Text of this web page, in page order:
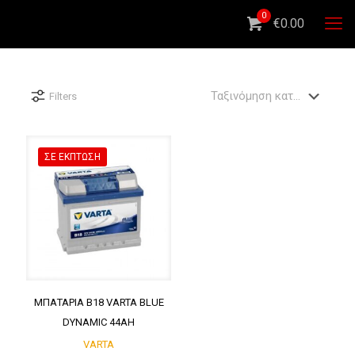
0
€0.00
Filters
ΣΕ ΈΚΠΤΩΣΗ
ΜΠΑΤΑΡΙΑ B18 VARTA BLUE
DYNAMIC 44AH
VARTA